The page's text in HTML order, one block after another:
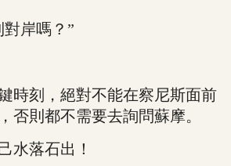
岸嗎？”
刻，絕對不能在察尼斯面前
否則都不需要去詢問蘇摩。
落石出！